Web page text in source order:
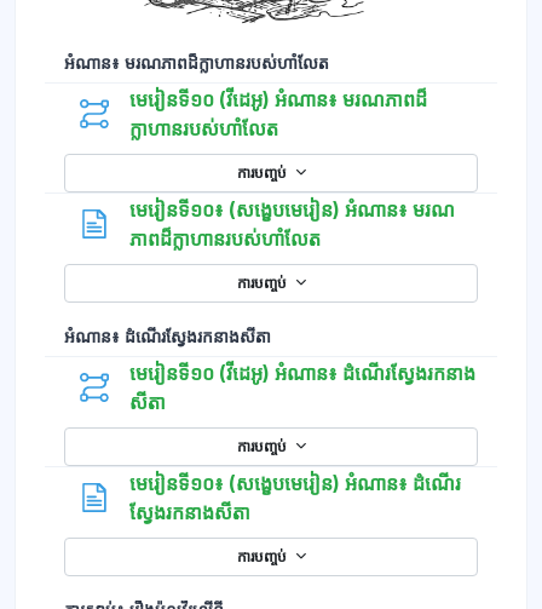
អំណាន៖ មរណភាពដ៏ក្លាហានរបស់ហាំលែត
មេរៀនទី១០ (វីដេអូ) អំណាន៖ មរណភាពដ៏
ក្លាហានរបស់ហាំលែត
ការបញ្ចប់
មេរៀនទី១០៖ (សង្ខេបមេរៀន)​ អំណាន៖ មរណ
ភាពដ៏ក្លាហានរបស់ហាំលែតទំព័រ
ការបញ្ចប់
អំណាន៖ ដំណើរស្វែងរកនាងសីតា
មេរៀនទី១០ (វីដេអូ) អំណាន៖ ដំណើរស្វែងរកនាង
សីតា
ការបញ្ចប់
មេរៀនទី១០៖ (សង្ខេបមេរៀន) អំណាន៖ ដំណើរ
ស្វែងរកនាងសីតា
ការបញ្ចប់